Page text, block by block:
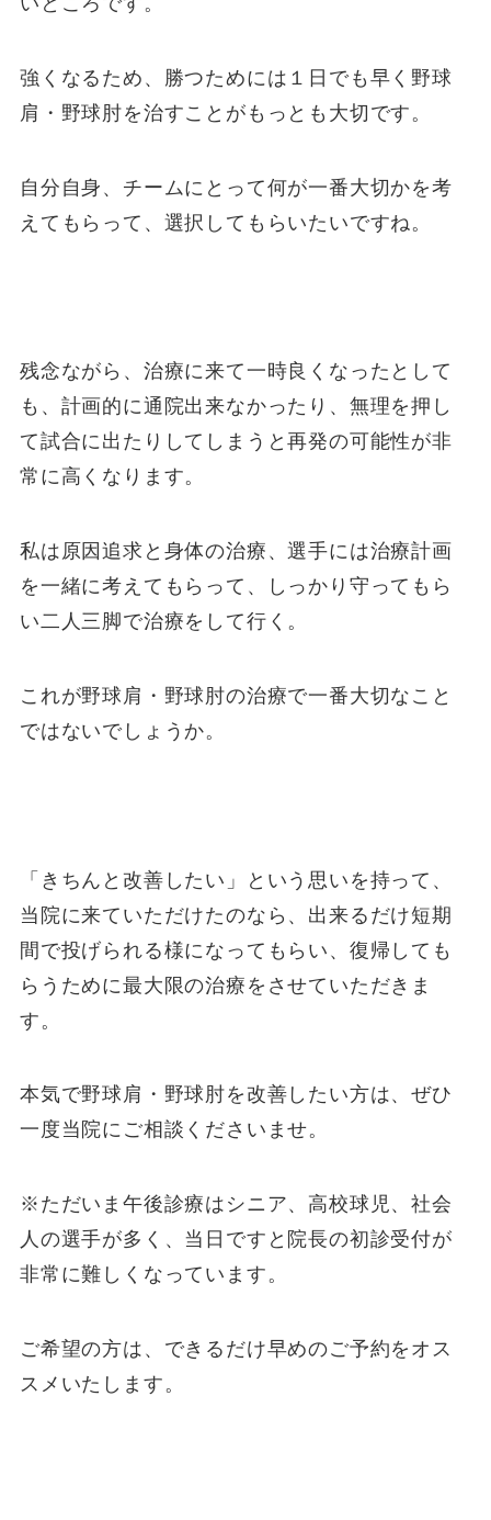
強くなるため、勝つためには１日でも早く野球
肩・野球肘を治すことがもっとも大切です。
自分自身、チームにとって何が一番大切かを考
えてもらって、選択してもらいたいですね。
残念ながら、治療に来て一時良くなったとして
も、計画的に通院出来なかったり、無理を押し
て試合に出たりしてしまうと再発の可能性が非
常に高くなります。
私は原因追求と身体の治療、選手には治療計画
を一緒に考えてもらって、しっかり守ってもら
い二人三脚で治療をして行く。
これが野球肩・野球肘の治療で一番大切なこと
ではないでしょうか。
「きちんと改善したい」という思いを持って、
当院に来ていただけたのなら、出来るだけ短期
間で投げられる様になってもらい、復帰しても
らうために最大限の治療をさせていただきま
す。
本気で野球肩・野球肘を改善したい方は、ぜひ
一度当院にご相談くださいませ。
※ただいま午後診療はシニア、高校球児、社会
人の選手が多く、当日ですと院長の初診受付が
非常に難しくなっています。
ご希望の方は、できるだけ早めのご予約をオス
スメいたします。